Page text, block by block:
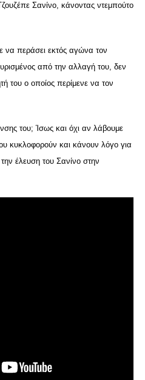
Σανίνο, κάνοντας ντεμπούτο
να περάσει εκτός αγώνα τον
από την αλλαγή του, δεν
του ο οποίος περίμενε να τον
του; Ίσως και όχι αν λάβουμε
κυκλοφορούν και κάνουν λόγο για
έλευση του Σανίνο στην